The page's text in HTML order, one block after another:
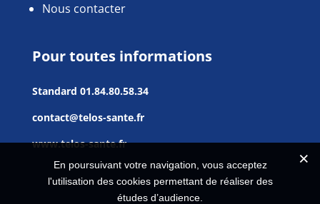
Nous contacter
Pour toutes informations
Standard 01.84.80.58.34
contact@telos-sante.fr
www.telos-sante.fr
En poursuivant votre navigation, vous acceptez
l'utilisation des cookies permettant de réaliser des
études d’audience.